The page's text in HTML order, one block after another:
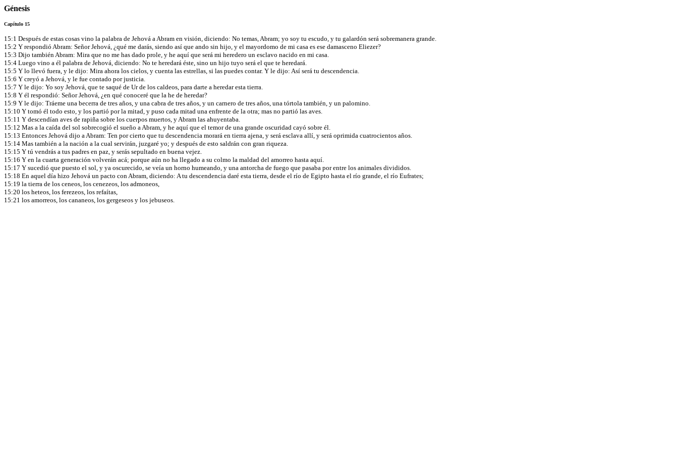
Génesis
Capítulo 15
15:1 Después de estas cosas vino la palabra de Jehová a Abram en visión, diciendo: No temas, Abram; yo soy tu escudo, y tu galardón será sobremanera grande.
15:2 Y respondió Abram: Señor Jehová, ¿qué me darás, siendo así que ando sin hijo, y el mayordomo de mi casa es ese damasceno Eliezer?
15:3 Dijo también Abram: Mira que no me has dado prole, y he aquí que será mi heredero un esclavo nacido en mi casa.
15:4 Luego vino a él palabra de Jehová, diciendo: No te heredará éste, sino un hijo tuyo será el que te heredará.
15:5 Y lo llevó fuera, y le dijo: Mira ahora los cielos, y cuenta las estrellas, si las puedes contar. Y le dijo: Así será tu descendencia.
15:6 Y creyó a Jehová, y le fue contado por justicia.
15:7 Y le dijo: Yo soy Jehová, que te saqué de Ur de los caldeos, para darte a heredar esta tierra.
15:8 Y él respondió: Señor Jehová, ¿en qué conoceré que la he de heredar?
15:9 Y le dijo: Tráeme una becerra de tres años, y una cabra de tres años, y un carnero de tres años, una tórtola también, y un palomino.
15:10 Y tomó él todo esto, y los partió por la mitad, y puso cada mitad una enfrente de la otra; mas no partió las aves.
15:11 Y descendían aves de rapiña sobre los cuerpos muertos, y Abram las ahuyentaba.
15:12 Mas a la caída del sol sobrecogió el sueño a Abram, y he aquí que el temor de una grande oscuridad cayó sobre él.
15:13 Entonces Jehová dijo a Abram: Ten por cierto que tu descendencia morará en tierra ajena, y será esclava allí, y será oprimida cuatrocientos años.
15:14 Mas también a la nación a la cual servirán, juzgaré yo; y después de esto saldrán con gran riqueza.
15:15 Y tú vendrás a tus padres en paz, y serás sepultado en buena vejez.
15:16 Y en la cuarta generación volverán acá; porque aún no ha llegado a su colmo la maldad del amorreo hasta aquí.
15:17 Y sucedió que puesto el sol, y ya oscurecido, se veía un horno humeando, y una antorcha de fuego que pasaba por entre los animales divididos.
15:18 En aquel día hizo Jehová un pacto con Abram, diciendo: A tu descendencia daré esta tierra, desde el río de Egipto hasta el río grande, el río Eufrates;
15:19 la tierra de los ceneos, los cenezeos, los admoneos,
15:20 los heteos, los ferezeos, los refaítas,
15:21 los amorreos, los cananeos, los gergeseos y los jebuseos.